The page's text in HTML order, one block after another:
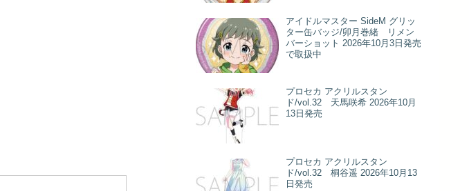
アイドルマスター SideM グリッ
ター缶バッジ/卯月巻緒 リメン
バーショット 2026年10月3日発売
で取扱中
プロセカ アクリルスタン
ド/vol.32 天馬咲希 2026年10月
13日発売
プロセカ アクリルスタン
ド/vol.32 桐谷遥 2026年10月13
日発売